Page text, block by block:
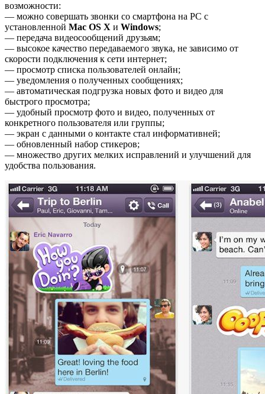
возможности:
— можно совершать звонки со смартфона на PC с
установленной Mac OS X и Windows;
— передача видеосообщений друзьям;
— высокое качество передаваемого звука, не зависимо от
скорости подключения к сети интернет;
— просмотр списка пользователей онлайн;
— уведомления о полученных сообщениях;
— автоматическая подгрузка новых фото и видео для
быстрого просмотра;
— удобный просмотр фото и видео, полученных от
конкретного пользователя или группы;
— экран с данными о контакте стал информативней;
— обновленный набор стикеров;
— множество других мелких исправлений и улучшений для
удобства пользования.